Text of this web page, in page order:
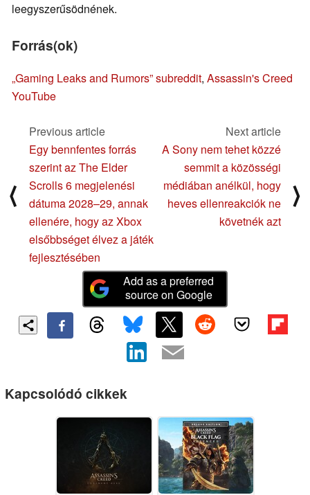
leegyszerűsödnének.
Forrás(ok)
„Gaming Leaks and Rumors” subreddit, Assassin's Creed
YouTube
⟨
Previous article
Egy bennfentes forrás
szerint az The Elder
Scrolls 6 megjelenési
dátuma 2028–29, annak
ellenére, hogy az Xbox
elsőbbséget élvez a játék
fejlesztésében
Next article
A Sony nem tehet közzé
semmit a közösségi
médiában anélkül, hogy
heves ellenreakciók ne
követnék azt
⟩
Add as a preferred
source on Google
Kapcsolódó cikkek